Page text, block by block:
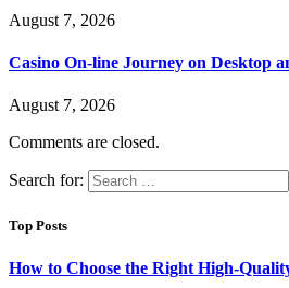
August 7, 2026
Casino On-line Journey on Desktop
August 7, 2026
Comments are closed.
Search for:
Top Posts
How to Choose the Right High-